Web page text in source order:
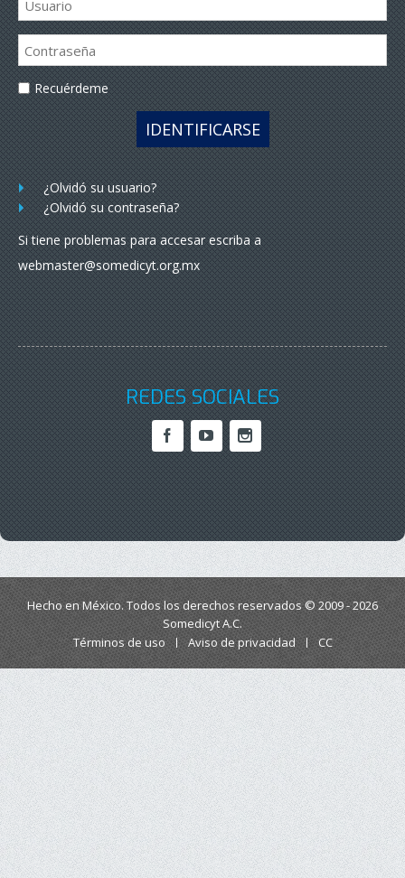
Recuérdeme
IDENTIFICARSE
¿Olvidó su usuario?
¿Olvidó su contraseña?
Si tiene problemas para accesar escriba a
webmaster@somedicyt.org.mx
REDES SOCIALES
Hecho en México. Todos los derechos reservados © 2009 - 2026
Somedicyt A.C.
Términos de uso
Aviso de privacidad CC